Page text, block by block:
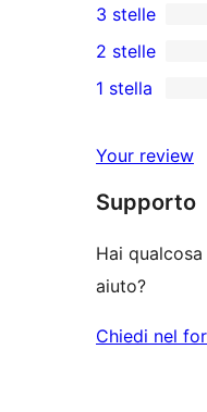
recensioni
a
stelle
recensioni
a
4-
0
recensioni
a
stelle
3 stelle
recensioni
2-
stelle
2 stelle
a
1-
1 stella
Your review
Supporto
Hai
aiuto?
Chiedi nel